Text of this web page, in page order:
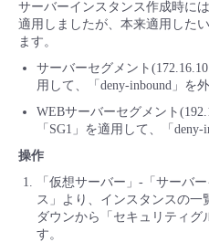
サーバーインスタンス作成時に
適用しましたが、本来適用した
ます。
サーバーセグメント
用して、「deny-inbound」を
WEBサーバーセグメント
「SG1」を適用して、「deny-
操作
「仮想サーバー」-「サーバ
ス」より、インスタンスの一
ダウンから「セキュリティグ
す。